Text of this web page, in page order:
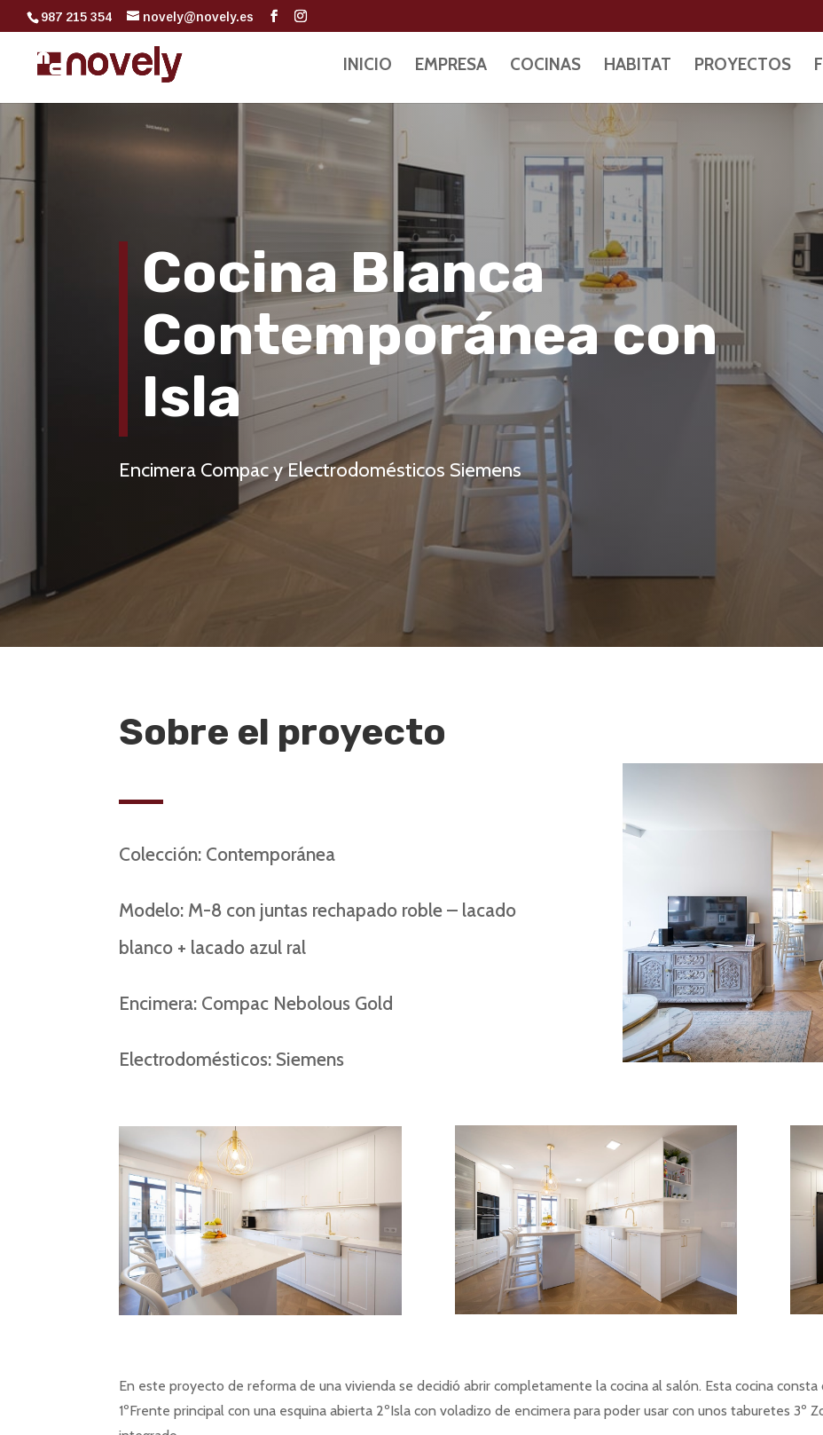
987 215 354 novely@novely.es
INICIO EMPRESA COCINAS HABITAT PROYECTOS
Cocina Blanca
Contemporánea con
Isla
Encimera Compac y Electrodomésticos Siemens
Sobre el proyecto
Colección: Contemporánea
Modelo: M-8 con juntas rechapado roble – lacado
blanco + lacado azul ral
Encimera: Compac Nebolous Gold
Electrodomésticos: Siemens
En este proyecto de reforma de una vivienda se decidió abrir completamente la cocina al salón. Esta cocina
1ºFrente principal con una esquina abierta 2ºIsla con voladizo de encimera para poder usar con unos taburetes 3º